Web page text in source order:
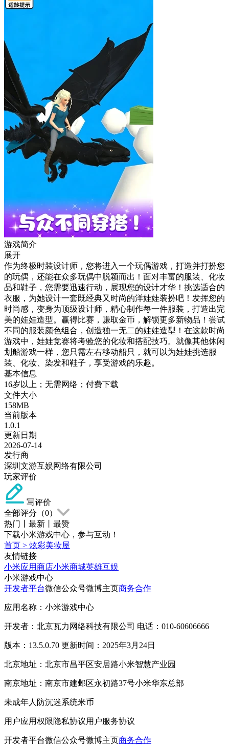
游戏简介
展开
作为终极时装设计师，您将进入一个玩偶游戏，打造并打扮您
的玩偶，还能在众多玩偶中脱颖而出！面对丰富的服装、化妆
品和鞋子，您需要迅速行动，展现您的设计才华！挑选适合的
衣服，为她设计一套既经典又时尚的洋娃娃装扮吧！发挥您的
时尚感，变身为顶级设计师，精心制作每一件服装，打造出完
美的娃娃造型。赢得比赛，赚取金币，解锁更多新物品！尝试
不同的服装颜色组合，创造独一无二的娃娃造型！在这款时尚
游戏中，娃娃竞赛将考验您的化妆和搭配技巧。就像其他休闲
划船游戏一样，您只需左右移动船只，就可以为娃娃挑选服
装、化妆、染发和鞋子，享受游戏的乐趣。
基本信息
16岁以上；无需网络；付费下载
文件大小
158MB
当前版本
1.0.1
更新日期
2026-07-14
发行商
深圳文游互娱网络有限公司
玩家评价
写评价
全部评分（0）
热门
最新
最赞
下载小米游戏中心，参与互动！
首页 > 炫彩美妆屋
友情链接
小米应用商店小米商城英雄互娱
小米游戏中心
开发者平台微信公众号微博主页商务合作
应用名称：小米游戏中心
开发者：北京瓦力网络科技有限公司 电话：010-60606666
版本：13.5.0.70 更新时间：2025年3月24日
北京地址：北京市昌平区安居路小米智慧产业园
南京地址：南京市建邺区永初路37号小米华东总部
未成年人防沉迷系统米币
用户应用权限隐私协议用户服务协议
开发者平台微信公众号微博主页商务合作